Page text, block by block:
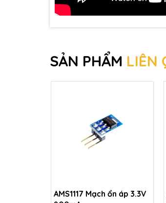
SẢN PHẨM LIÊN
AMS1117 Mạch ổn áp 3.3V